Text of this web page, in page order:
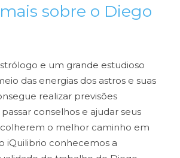
sobre o Diego
e um grande estudioso
das energias dos astros e suas
realizar previsões
conselhos e ajudar seus
o melhor caminho em
iQuilibrio conhecemos a